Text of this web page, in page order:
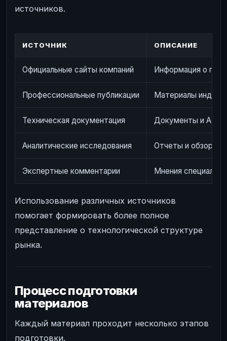
источников.
ИСТОЧНИК ОПИСАНИЕ
Официальные сайты компаний Информация о
Профессиональные публикации Материалы
Техническая документация Документы и API-
Аналитические исследования Отчеты и обзоры
Экспертные комментарии Мнения
Использование различных источников
помогает формировать более полное
представление о технологической структуре
рынка.
Процесс подготовки
материалов
Каждый материал проходит несколько этапов
подготовки.